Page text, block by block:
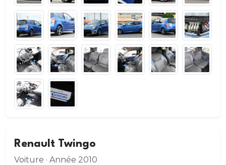
Renault Twingo
Voiture · Année 2010